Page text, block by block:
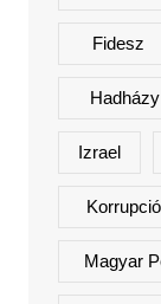
Fidesz
Izrael
Korrupció
Magyar